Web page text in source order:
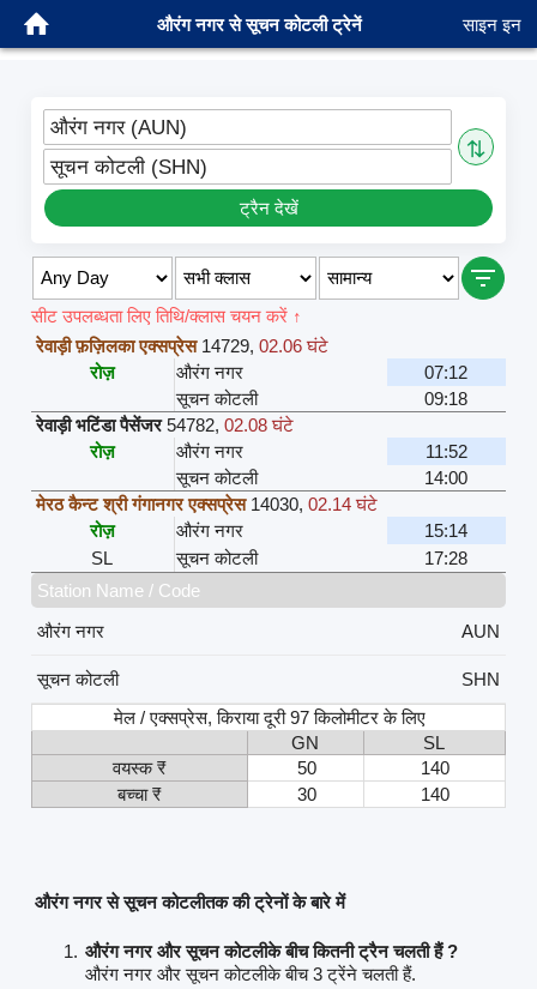
औरंग नगर से सूचन कोटली ट्रेनें साइन इन
औरंग नगर (AUN)
⇅
सूचन कोटली (SHN)
ट्रैन देखें
सीट उपलब्धता लिए तिथि/क्लास चयन करें ↑
रेवाड़ी फ़ज़िलका एक्सप्रेस 14729, 02.06 घंटे
रोज़
औरंग नगर
07:12
सूचन कोटली
09:18
रेवाड़ी भटिंडा पैसेंजर 54782, 02.08 घंटे
रोज़
औरंग नगर
11:52
सूचन कोटली
14:00
मेरठ कैन्ट श्री गंगानगर एक्सप्रेस 14030, 02.14 घंटे
रोज़
औरंग नगर
15:14
SL
सूचन कोटली
17:28
Station Name / Code
औरंग नगर
AUN
सूचन कोटली
SHN
मेल / एक्सप्रेस, किराया दूरी 97 किलोमीटर के लिए
GN
SL
वयस्क ₹
50
140
बच्चा ₹
30 140
औरंग नगर से सूचन कोटलीतक की ट्रेनों के बारे में
औरंग नगर और सूचन कोटलीके बीच कितनी ट्रैन चलती हैं ?
औरंग नगर और सूचन कोटलीके बीच 3 ट्रेंने चलती हैं.